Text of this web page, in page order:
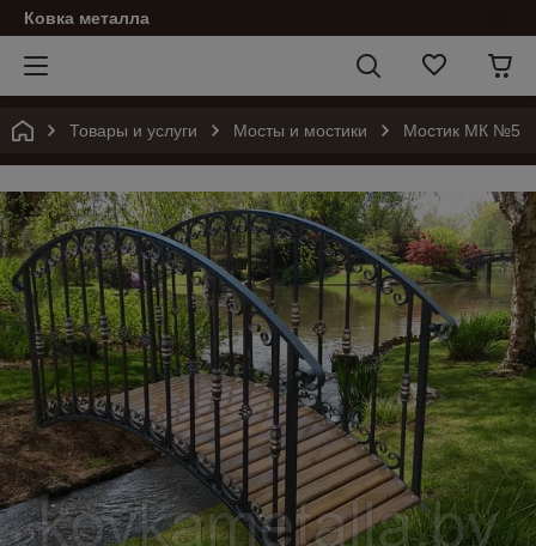
Ковка металла
Товары и услуги Мосты и мостики Мостик МК №5